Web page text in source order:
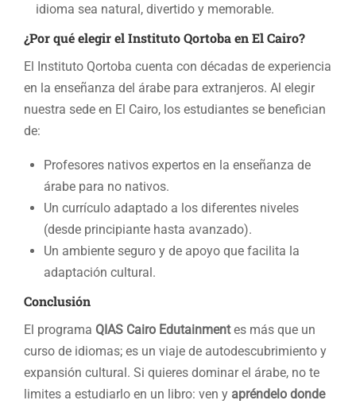
idioma sea natural, divertido y memorable.
¿Por qué elegir el Instituto Qortoba en El Cairo?
El Instituto Qortoba cuenta con décadas de experiencia
en la enseñanza del árabe para extranjeros. Al elegir
nuestra sede en El Cairo, los estudiantes se benefician
de:
Profesores nativos expertos en la enseñanza de
árabe para no nativos.
Un currículo adaptado a los diferentes niveles
(desde principiante hasta avanzado).
Un ambiente seguro y de apoyo que facilita la
adaptación cultural.
Conclusión
El programa QIAS Cairo Edutainmentes más que un
curso de idiomas; es un viaje de autodescubrimiento y
expansión cultural. Si quieres dominar el árabe, no te
limites a estudiarlo en un libro: ven y apréndelo donde